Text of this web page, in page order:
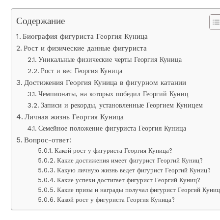
Содержание
Биография фигуриста Георгия Куница
Рост и физические данные фигуриста
Уникальные физические черты Георгия Куница
Рост и вес Георгия Куница
Достижения Георгия Куница в фигурном катании
Чемпионаты, на которых победил Георгий Куниц
Записи и рекорды, установленные Георгием Куницем
Личная жизнь Георгия Куница
Семейное положение фигуриста Георгия Куница
Вопрос-ответ:
Какой рост у фигуриста Георгия Куница?
Какие достижения имеет фигурист Георгий Куниц?
Какую личную жизнь ведет фигурист Георгий Куниц?
Какие успехи достигает фигурист Георгий Куниц?
Какие призы и награды получал фигурист Георгий
Какой рост у фигуриста Георгия Куница?